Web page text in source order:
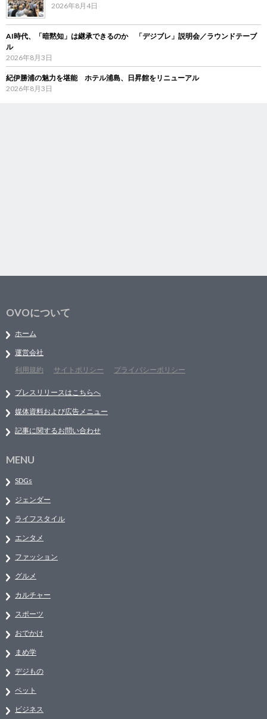
2026年8月4日
AI時代、「暗黙知」は継承できるのか 「デジブレ」説明会／ラウンドテーブ
ル
2026年8月3日
紀伊勝浦の魅力を堪能 ホテル浦島、日昇館をリニューアル
2026年8月3日
OVOについて
ホーム
運営会社
利用規約
サイトポリシー プライバシーポリシー
プレスリリースはこちらへ
媒体資料および広告メニュー
記事に関するお問い合わせ
MENU
SDGs
ジェンダー
ライフスタイル
エンタメ
ファッション
グルメ
カルチャー
スポーツ
おでかけ
まめ学
デジもの
ペット
ビジネス